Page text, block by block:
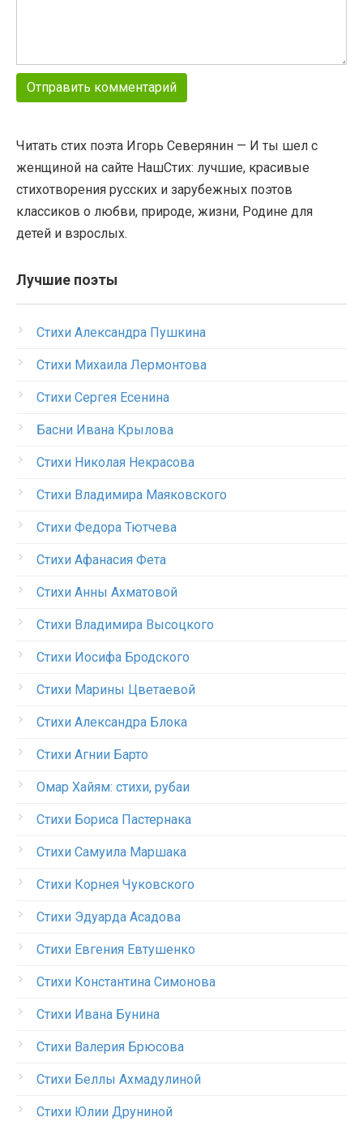
Читать стих поэта Игорь Северянин — И ты шел с
женщиной на сайте НашСтих: лучшие, красивые
стихотворения русских и зарубежных поэтов
классиков о любви, природе, жизни, Родине для
детей и взрослых.
Лучшие поэты
Стихи Александра Пушкина
Стихи Михаила Лермонтова
Стихи Сергея Есенина
Басни Ивана Крылова
Стихи Николая Некрасова
Стихи Владимира Маяковского
Стихи Федора Тютчева
Стихи Афанасия Фета
Стихи Анны Ахматовой
Стихи Владимира Высоцкого
Стихи Иосифа Бродского
Стихи Марины Цветаевой
Стихи Александра Блока
Стихи Агнии Барто
Омар Хайям: стихи, рубаи
Стихи Бориса Пастернака
Стихи Самуила Маршака
Стихи Корнея Чуковского
Стихи Эдуарда Асадова
Стихи Евгения Евтушенко
Стихи Константина Симонова
Стихи Ивана Бунина
Стихи Валерия Брюсова
Стихи Беллы Ахмадулиной
Стихи Юлии Друниной